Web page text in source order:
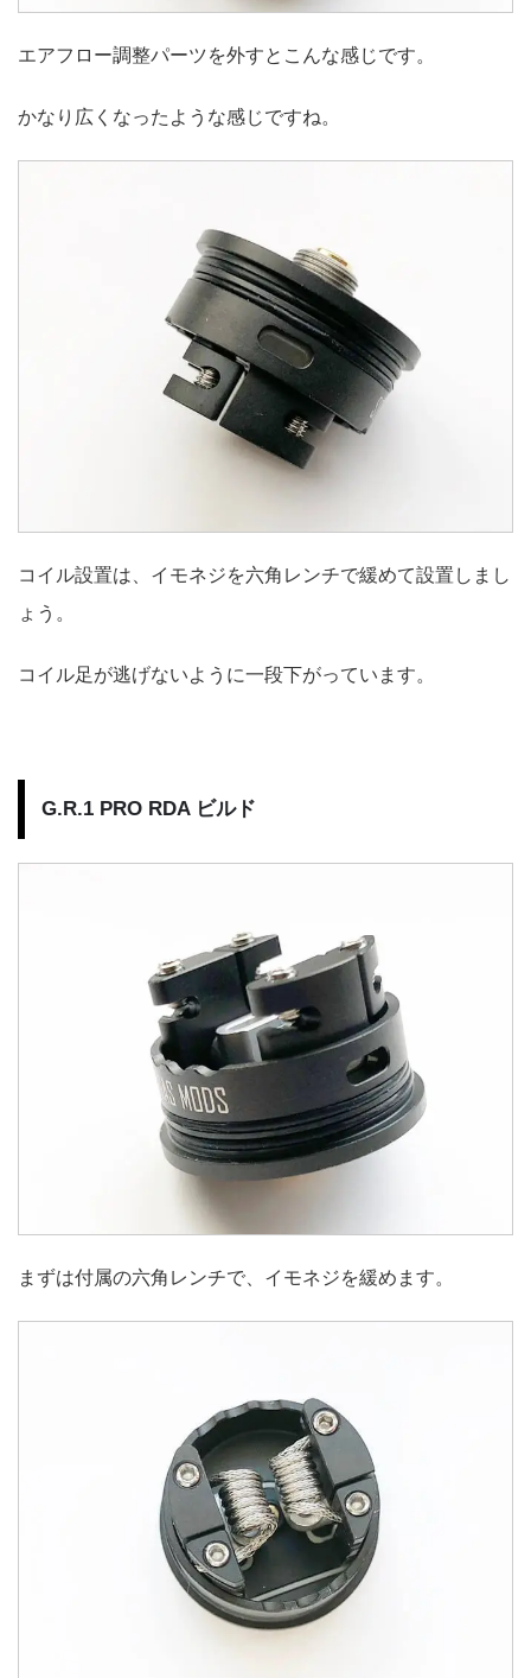
エアフロー調整パーツを外すとこんな感じです。
かなり広くなったような感じですね。
コイル設置は、イモネジを六角レンチで緩めて設置しまし
ょう。
コイル足が逃げないように一段下がっています。
G.R.1 PRO RDA ビルド
まずは付属の六角レンチで、イモネジを緩めます。